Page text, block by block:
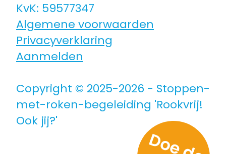
KvK: 59577347
Algemene voorwaarden
Privacyverklaring
Aanmelden
Copyright © 2025-2026 - Stoppen-
met-roken-begeleiding 'Rookvrij!
Ook jij?'